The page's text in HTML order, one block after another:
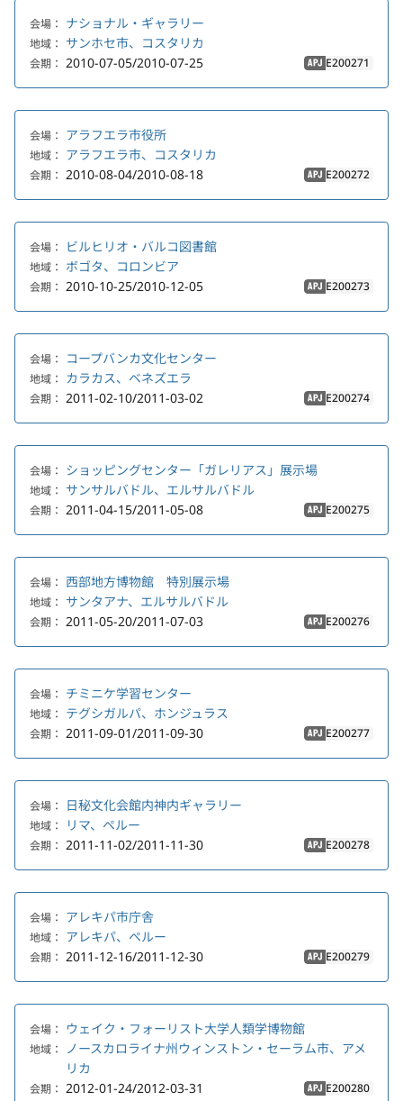
会場： ナショナル・ギャラリー
地域： サンホセ市、コスタリカ
会期： 2010-07-05/2010-07-25 APJ E200271
会場： アラフエラ市役所
地域： アラフエラ市、コスタリカ
会期： 2010-08-04/2010-08-18 APJ E200272
会場： ビルヒリオ・バルコ図書館
地域： ボゴタ、コロンビア
会期： 2010-10-25/2010-12-05 APJ E200273
会場： コープバンカ文化センター
地域： カラカス、ベネズエラ
会期： 2011-02-10/2011-03-02 APJ E200274
会場： ショッピングセンター「ガレリアス」展示場
地域： サンサルバドル、エルサルバドル
会期： 2011-04-15/2011-05-08 APJ E200275
会場： 西部地方博物館 特別展示場
地域： サンタアナ、エルサルバドル
会期： 2011-05-20/2011-07-03 APJ E200276
会場： チミニケ学習センター
地域： テグシガルパ、ホンジュラス
会期： 2011-09-01/2011-09-30 APJ E200277
会場： 日秘文化会館内神内ギャラリー
地域： リマ、ペルー
会期： 2011-11-02/2011-11-30 APJ E200278
会場： アレキパ市庁舎
地域： アレキパ、ペルー
会期： 2011-12-16/2011-12-30 APJ E200279
会場： ウェイク・フォーリスト大学人類学博物館
地域：
ノースカロライナ州ウィンストン・セーラム市、アメ
リカ
会期： 2012-01-24/2012-03-31 APJ E200280